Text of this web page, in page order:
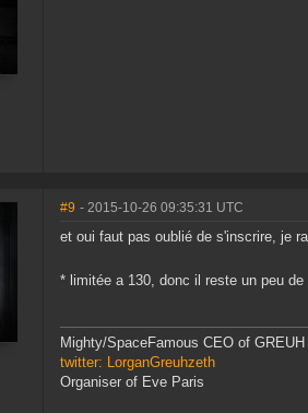
#9 - 2015-10-26 09:35:31 UTC
et oui faut pas oublié de s'inscrire, je
* limitée a 130, donc il reste un peu
Mighty/SpaceFamous CEO of
twitter: LorganGreuhzeth
Organiser of Eve Paris